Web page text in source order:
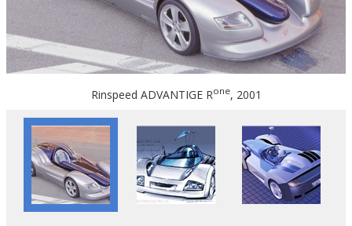
Rinspeed ADVANTIGE Rone, 2001